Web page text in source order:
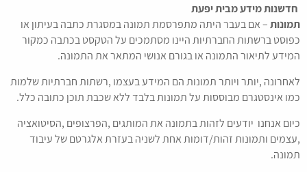
חדשנות מידע מבית יפעת
תמונות– אם בעבר היתה מתפרסמת תמונה במסגרת כתבה בעיתון או
כפוסט ברשתות החברתיות היינו מסתמכים על הטקסט בכתבה כמקור
המידע לתיאור התמונה או בגורם אנושי המתאר את התמונה.
לאחרונה ,יותר ויותר תמונות הם המידע בעצמו ,רשתות חברתיות שלמות
כמו אינסטגרם מבוססות על תמונות בלבד ללא שכבת תוכן כתובה כלל.
כיום אנחנו יודעים לזהות בתמונה את המותגים ,הפרצופים ,הסיטואציה
,עצמים ותמונות זהות/דומות אחת לשניה בעזרת אלגרטם של עיבוד
תמונה.